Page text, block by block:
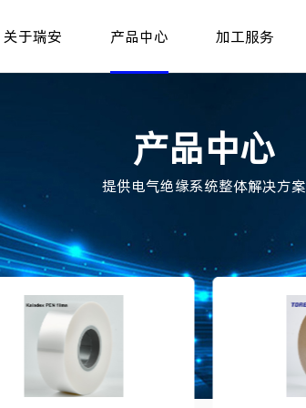
关于瑞安 产品中心 加工服务
产品中心
提供电气绝缘系统整体解决方案